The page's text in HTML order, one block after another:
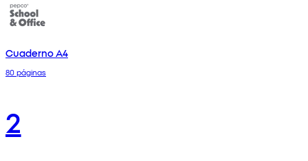
Cuaderno A4
80 páginas
2